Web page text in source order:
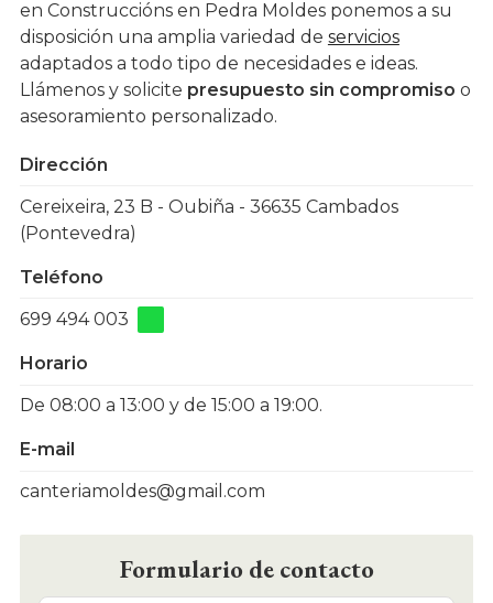
en Construccións en Pedra Moldes ponemos a su
disposición una amplia variedad de servicios
adaptados a todo tipo de necesidades e ideas.
Llámenos y solicite presupuesto sin compromiso o
asesoramiento personalizado.
Dirección
Cereixeira, 23 B - Oubiña - 36635 Cambados
(Pontevedra)
Teléfono
699 494 003
Horario
De 08:00 a 13:00 y de 15:00 a 19:00.
E-mail
canteriamoldes@gmail.com
Formulario de contacto